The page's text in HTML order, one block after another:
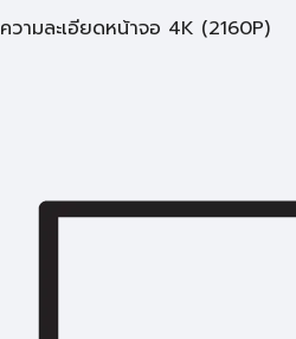
ความละเอียดหน้าจอ 4K (2160P)